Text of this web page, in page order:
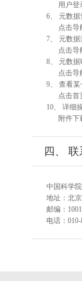
用户登
6、 元数据
点击导
7、 元数据
点击导
8、 元数据
点击导
9、 查看
点击首
10、 详细
附件下
四、
中国科学
地址：北
邮编：
电话：010-